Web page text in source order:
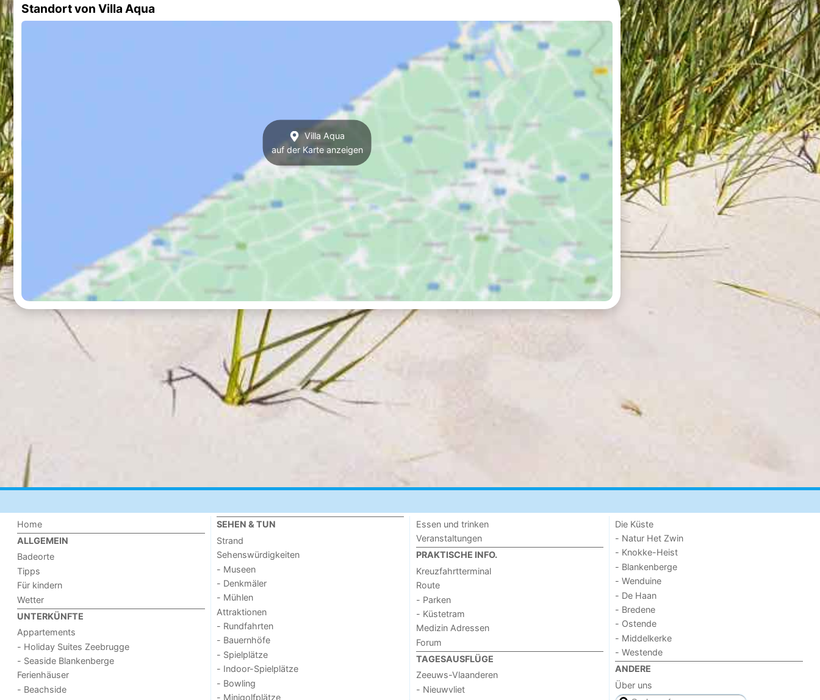
Standort von Villa Aqua
Villa Aqua
auf der Karte anzeigen
Home
ALLGEMEIN
Badeorte
Tipps
Für kindern
Wetter
UNTERKÜNFTE
Appartements
- Holiday Suites Zeebrugge
- Seaside Blankenberge
Ferienhäuser
- Beachside
SEHEN & TUN
Strand
Sehenswürdigkeiten
- Museen
- Denkmäler
- Mühlen
Attraktionen
- Rundfahrten
- Bauernhöfe
- Spielplätze
- Indoor-Spielplätze
- Bowling
- Minigolfplätze
Essen und trinken
Veranstaltungen
PRAKTISCHE INFO.
Kreuzfahrtterminal
Route
- Parken
- Küstetram
Medizin Adressen
Forum
TAGESAUSFLÜGE
Zeeuws-Vlaanderen
- Nieuwvliet
Die Küste
- Natur Het Zwin
- Knokke-Heist
- Blankenberge
- Wenduine
- De Haan
- Bredene
- Ostende
- Middelkerke
- Westende
ANDERE
Über uns